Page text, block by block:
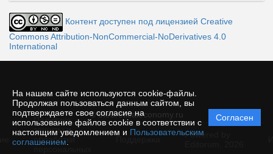
На нашем сайте используются cookie-файлы.
Продолжая пользоваться данным сайтом, вы
подтверждаете свое согласие на
использование файлов cookie в соответствии с
настоящим уведомлением и Пользовательским
соглашением
Согласен
Контент доступен под лицензией Creative
Commons Attribution-NonCommercial-NoDerivatives 4.0
International
© theoreticaleconomy.ru
Политика
защиты и
обработки
Powered by